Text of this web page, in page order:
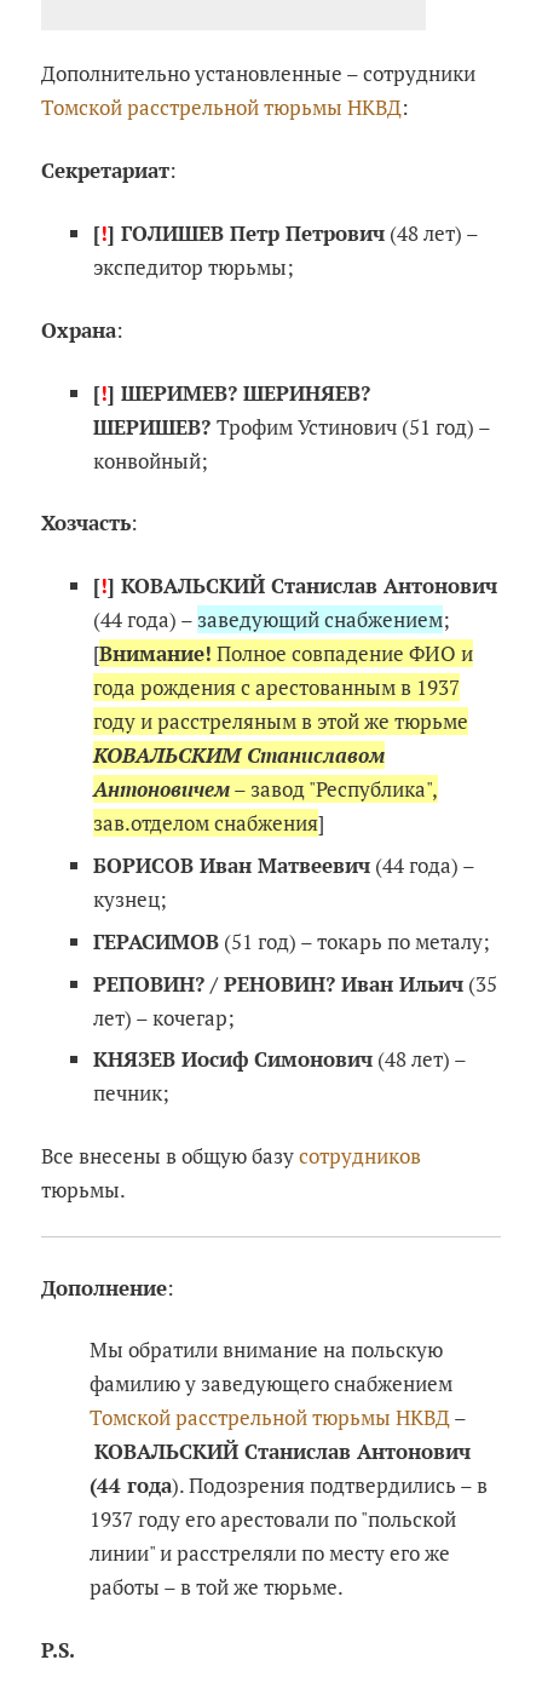
Дополнительно установленные – сотрудники
Томской расстрельной тюрьмы НКВД:
Секретариат:
[!] ГОЛИШЕВ Петр Петрович(48 лет) –
экспедитор тюрьмы;
Охрана:
[!] ШЕРИМЕВ? ШЕРИНЯЕВ?
ШЕРИШЕВ? Трофим Устинович (51 год) –
конвойный;
Хозчасть:
[!] КОВАЛЬСКИЙ Станислав Антонович
(44 года) – заведующий снабжением;
[Внимание! Полное совпадение ФИО и
года рождения с арестованным в 1937
году и расстреляным в этой же тюрьме
КОВАЛЬСКИМ Станиславом
Антоновичем– завод "Республика",
зав.отделом снабжения]
БОРИСОВ Иван Матвеевич(44 года) –
кузнец;
ГЕРАСИМОВ(51 год) – токарь по металу;
РЕПОВИН? / РЕНОВИН? Иван Ильич(35
лет) – кочегар;
КНЯЗЕВ Иосиф Симонович(48 лет) –
печник;
Все внесены в общую базусотрудников
тюрьмы.
Дополнение:
Мы обратили внимание на польскую
фамилию у заведующего снабжением
Томской расстрельной тюрьмы НКВД–
КОВАЛЬСКИЙ Станислав Антонович
(44 года). Подозрения подтвердились – в
1937 году его арестовали по "польской
линии" и расстреляли по месту его же
работы – в той же тюрьме.
P.S.